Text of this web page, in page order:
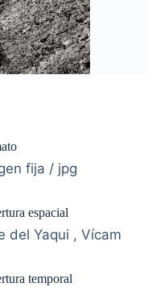
fija / jpg
espacial
del Yaqui , Vícam
temporal